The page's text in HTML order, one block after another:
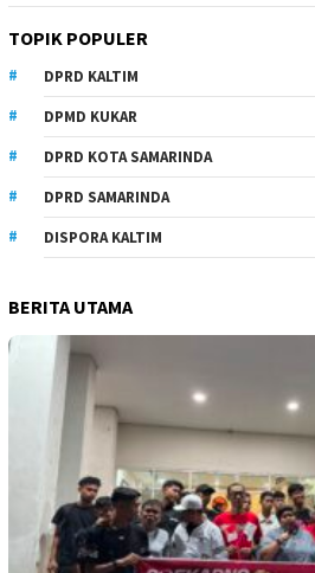
TOPIK POPULER
DPRD KALTIM
DPMD KUKAR
DPRD KOTA SAMARINDA
DPRD SAMARINDA
DISPORA KALTIM
BERITA UTAMA